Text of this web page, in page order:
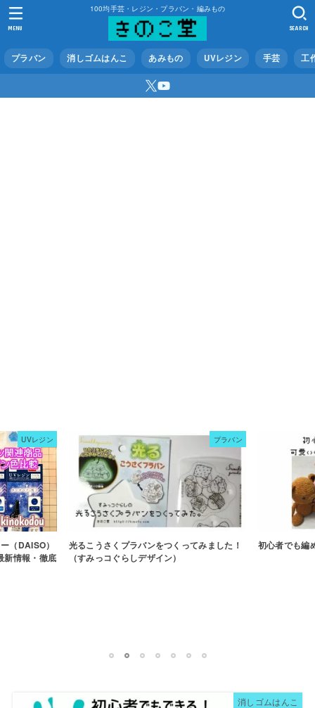
100均手芸・レジン・プラバン・編みもの
プラバン 消しゴムはんこ あみもの UVレジン 手芸 工
SEARCH
MENU
UVレジン
（DAISO）
新情報・徹底
プラバン
光るこうさくプラバンをつくってみました！
（すみっコぐらしデザイン）
初心者でも編
消しゴムはんこ